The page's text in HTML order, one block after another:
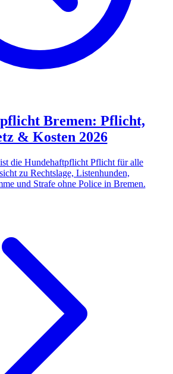
Bremen: Pflicht,
& Kosten 2026
die Hundehaftpflicht Pflicht für alle
zu Rechtslage, Listenhunden,
und Strafe ohne Police in Bremen.